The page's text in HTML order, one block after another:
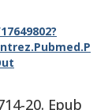
20. Epub